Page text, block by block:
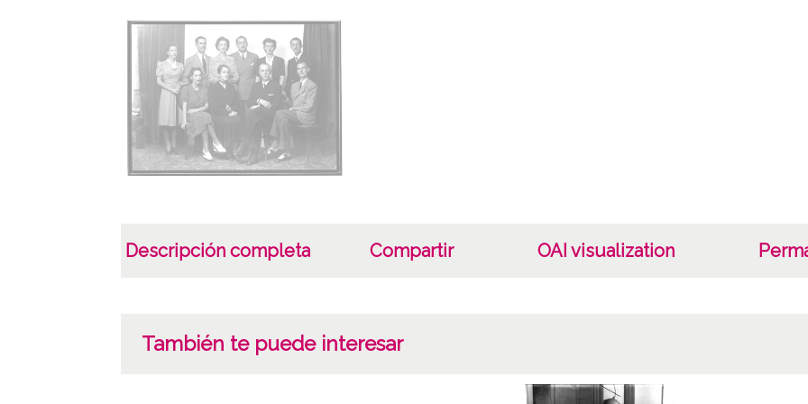
Descripción completa Compartir OAI visualization
También te puede interesar